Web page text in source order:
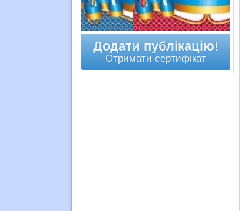
Додати публікацію!
Отримати сертифікат